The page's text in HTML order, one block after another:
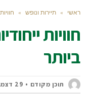
ראשי » תיירות ונופש »
חוויות
ביותר
תוכן מקודם 29 דצמבר, 2024